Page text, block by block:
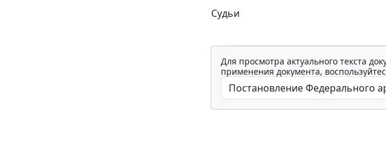
Судьи
Для просмотра актуального текста
применения документа,